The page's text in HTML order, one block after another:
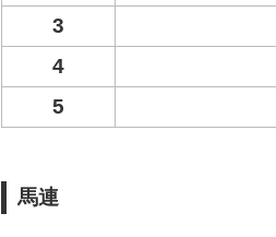
3
4
5
馬連